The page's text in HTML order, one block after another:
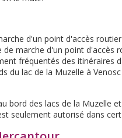
d'un point d'accès
de marche d'un point
fréquentés des itinéraires
du lac de la Muzelle à
bord des lacs de la Muzelle
seulement autorisé dans